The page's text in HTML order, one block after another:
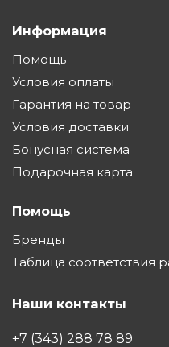
Информация
Помощь
Условия оплаты
Гарантия на товар
Условия доставки
Бонусная система
Подарочная карта
Помощь
Бренды
Таблица соответствия
Наши контакты
+7 (343) 288 78 89